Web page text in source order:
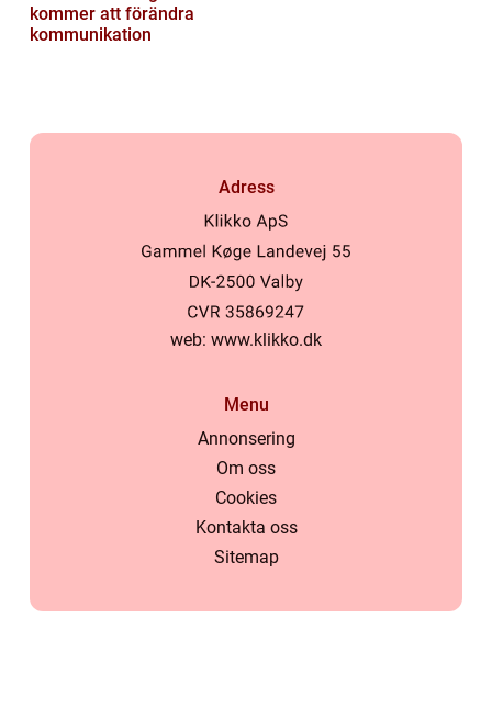
kommer att förändra
kommunikation
Adress
web: www.klikko.dk
Menu
Annonsering
Om oss
Cookies
Kontakta oss
Sitemap